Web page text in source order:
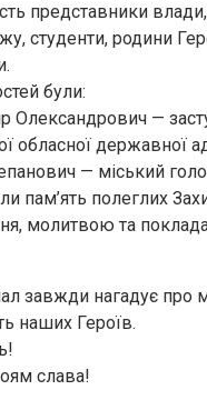
представники
студенти, родини
були:
Олександрович —
обласної державної
— міський
пам’ять полеглих
молитвою та
завжди нагадує про
наших Героїв.
слава!